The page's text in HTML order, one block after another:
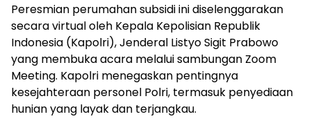
Peresmian perumahan subsidi ini diselenggarakan
secara virtual oleh Kepala Kepolisian Republik
Indonesia (Kapolri), Jenderal Listyo Sigit Prabowo
yang membuka acara melalui sambungan Zoom
Meeting. Kapolri menegaskan pentingnya
kesejahteraan personel Polri, termasuk penyediaan
hunian yang layak dan terjangkau.